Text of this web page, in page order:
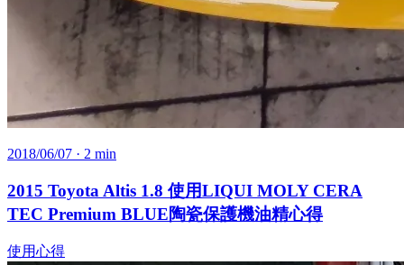
2018/06/07 · 2 min
2015 Toyota Altis 1.8 使用LIQUI MOLY CERA
TEC Premium BLUE陶瓷保護機油精心得
使用心得